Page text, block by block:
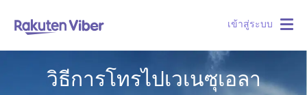
เข้าสู่ระบบ
วิธีการโทรไปเวเนซุเอลา